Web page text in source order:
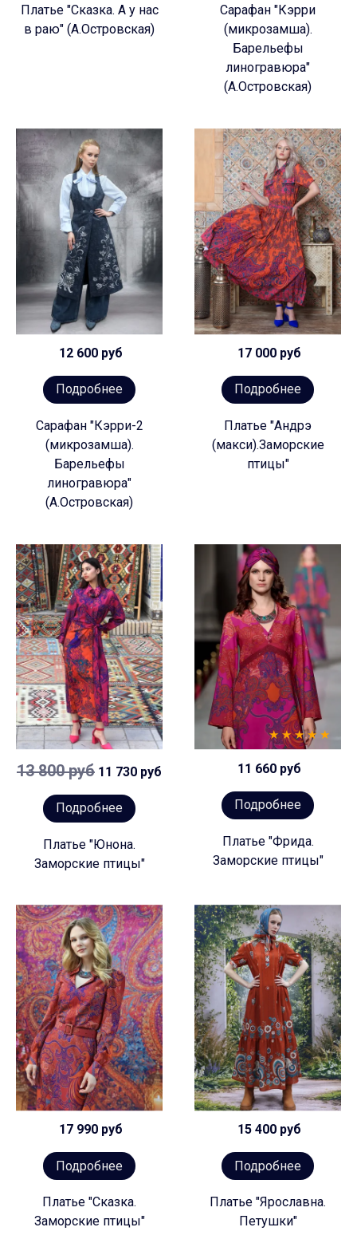
Платье "Сказка. А у нас
в раю" (А.Островская)
Сарафан "Кэрри
(микрозамша).
Барельефы
линогравюра"
(А.Островская)
12 600 руб
Подробнее
Сарафан "Кэрри-2
(микрозамша).
Барельефы
линогравюра"
(А.Островская)
17 000 руб
Подробнее
Платье "Андрэ
(макси).Заморские
птицы"
13 800 руб 11 730 руб
Подробнее
Платье "Юнона.
Заморские птицы"
11 660 руб
Подробнее
Платье "Фрида.
Заморские птицы"
17 990 руб
Подробнее
Платье "Сказка.
Заморские птицы"
15 400 руб
Подробнее
Платье "Ярославна.
Петушки"